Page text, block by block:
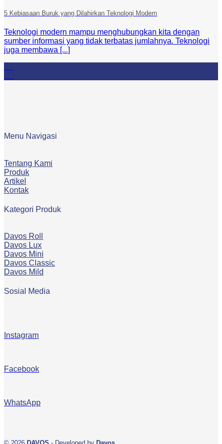
5 Kebiasaan Buruk yang Dilahirkan Teknologi Modern
Teknologi modern mampu menghubungkan kita dengan
sumber informasi yang tidak terbatas jumlahnya. Teknologi
juga membawa [...]
Menu Navigasi
Tentang Kami
Produk
Artikel
Kontak
Kategori Produk
Davos Roll
Davos Lux
Davos Mini
Davos Classic
Davos Mild
Sosial Media
Instagram
Facebook
WhatsApp